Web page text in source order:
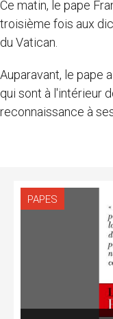
Ce matin, le pape
troisième fois aux
du Vatican.
Auparavant, le pape
qui sont à l'intérieur
reconnaissance à
PAPES